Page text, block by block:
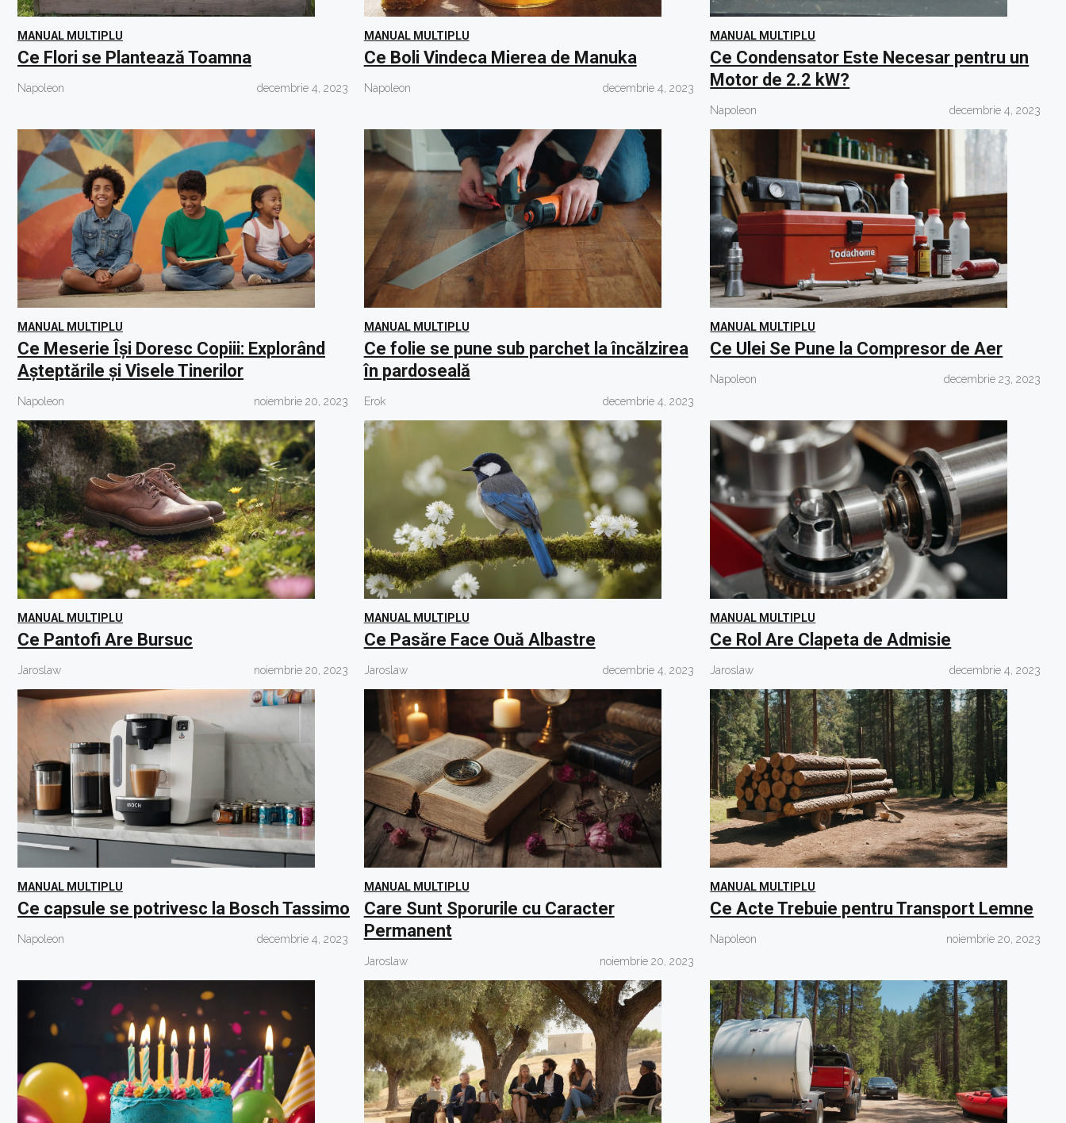
MANUAL MULTIPLU
Ce Flori se Plantează Toamna
Napoleon decembrie 4, 2023
MANUAL MULTIPLU
Ce Boli Vindeca Mierea de Manuka
Napoleon decembrie 4, 2023
MANUAL MULTIPLU
Ce Condensator Este Necesar pentru un
Motor de 2.2 kW?
Napoleon decembrie 4, 2023
MANUAL MULTIPLU
Ce Meserie Își Doresc Copiii: Explorând
Așteptările și Visele Tinerilor
Napoleon noiembrie 20, 2023
MANUAL MULTIPLU
Ce folie se pune sub parchet la încălzirea
în pardoseală
Erok decembrie 4, 2023
MANUAL MULTIPLU
Ce Ulei Se Pune la Compresor de Aer
Napoleon decembrie 23, 2023
MANUAL MULTIPLU
Ce Pantofi Are Bursuc
Jaroslaw noiembrie 20, 2023
MANUAL MULTIPLU
Ce Pasăre Face Ouă Albastre
Jaroslaw decembrie 4, 2023
MANUAL MULTIPLU
Ce Rol Are Clapeta de Admisie
Jaroslaw decembrie 4, 2023
MANUAL MULTIPLU
Ce capsule se potrivesc la Bosch Tassimo
Napoleon decembrie 4, 2023
MANUAL MULTIPLU
Care Sunt Sporurile cu Caracter
Permanent
Jaroslaw noiembrie 20, 2023
MANUAL MULTIPLU
Ce Acte Trebuie pentru Transport Lemne
Napoleon noiembrie 20, 2023